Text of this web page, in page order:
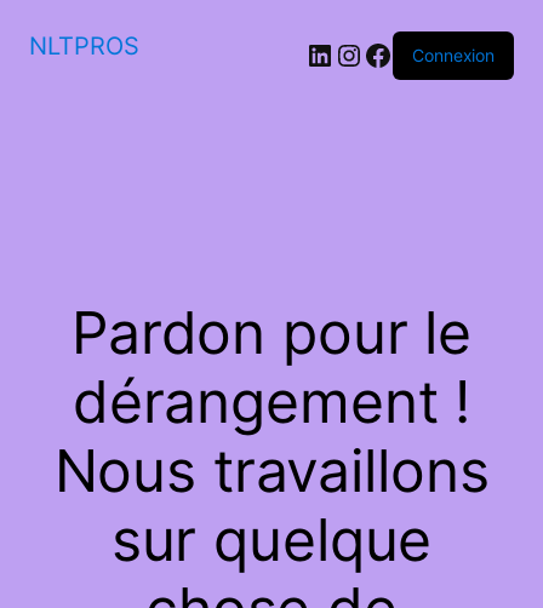
NLTPROS LinkedIn
Instagram
Facebook
Connexion
Pardon pour le
dérangement !
Nous travaillons
sur quelque